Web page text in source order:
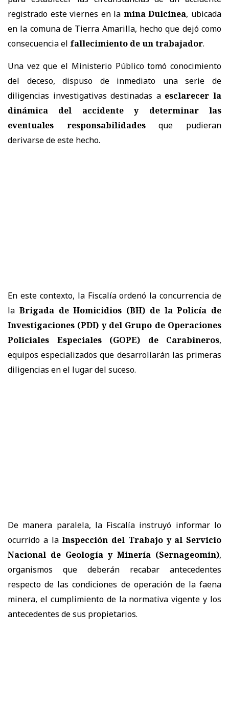
registrado este viernes en la mina Dulcinea, ubicada
en la comuna de Tierra Amarilla, hecho que dejó como
consecuencia el fallecimiento de un trabajador.
Una vez que el Ministerio Público tomó conocimiento
del deceso, dispuso de inmediato una serie de
diligencias investigativas destinadas a esclarecer la
dinámica del accidente
y determinar las
eventuales responsabilidadesque pudieran
derivarse de este hecho.
En este contexto, la Fiscalía ordenó la concurrencia de
la Brigada de Homicidios (BH) de la Policía de
Investigaciones (PDI) y del Grupo de Operaciones
Policiales Especiales (GOPE) de Carabineros,
equipos especializados que desarrollarán las primeras
diligencias en el lugar del suceso.
De manera paralela, la Fiscalía instruyó informar lo
ocurrido a laInspección del Trabajo y al Servicio
Nacional de Geología y Minería (Sernageomin),
organismos que deberán recabar antecedentes
respecto de las condiciones de operación de la faena
minera, el cumplimiento de la normativa vigente y los
antecedentes de sus propietarios.